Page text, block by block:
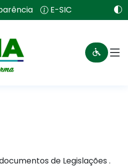
E-SIC
de Legislações .